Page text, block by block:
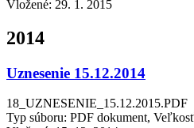
Vložené: 29. 1. 2015
2014
Uznesenie 15.12.2014
18_UZNESENIE_15.12.2015.PDF
Typ súboru: PDF dokument,